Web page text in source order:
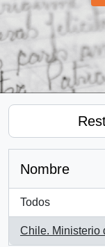
Nombre
Todos
Chile. Ministerio
, 1 resultados